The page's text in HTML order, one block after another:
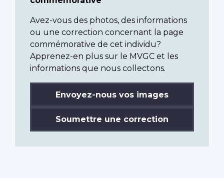
Avez-vous des photos, des informations
ou une correction concernant la page
commémorative de cet individu?
Apprenez-en plus sur le MVGC et les
informations que nous collectons.
Envoyez-nous vos images
Soumettre une correction